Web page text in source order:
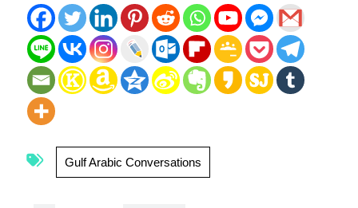
Gulf Arabic Conversations